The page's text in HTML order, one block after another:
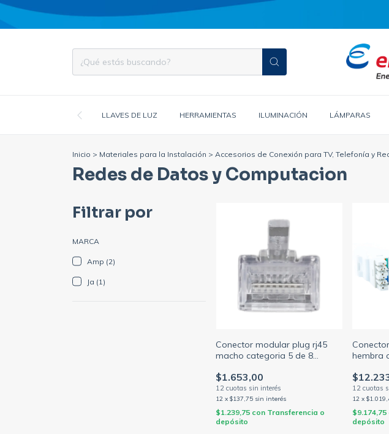
LLAVES DE LUZ HERRAMIENTAS ILUMINACIÓN LÁMPARAS
Inicio > Materiales para la Instalación > Accesorios de Conexión para TV, Telefonía y
Redes de Datos y Computacion
Filtrar por
MARCA
Amp (2)
Ja (1)
Conector modular plug rj45
macho categoria 5 de 8
$1.653,00
12 x$137,75 sin interés
$1.239,75 con Transferencia o
depósito
hembra
(AMP)
12 x
$9.174,75
depósito